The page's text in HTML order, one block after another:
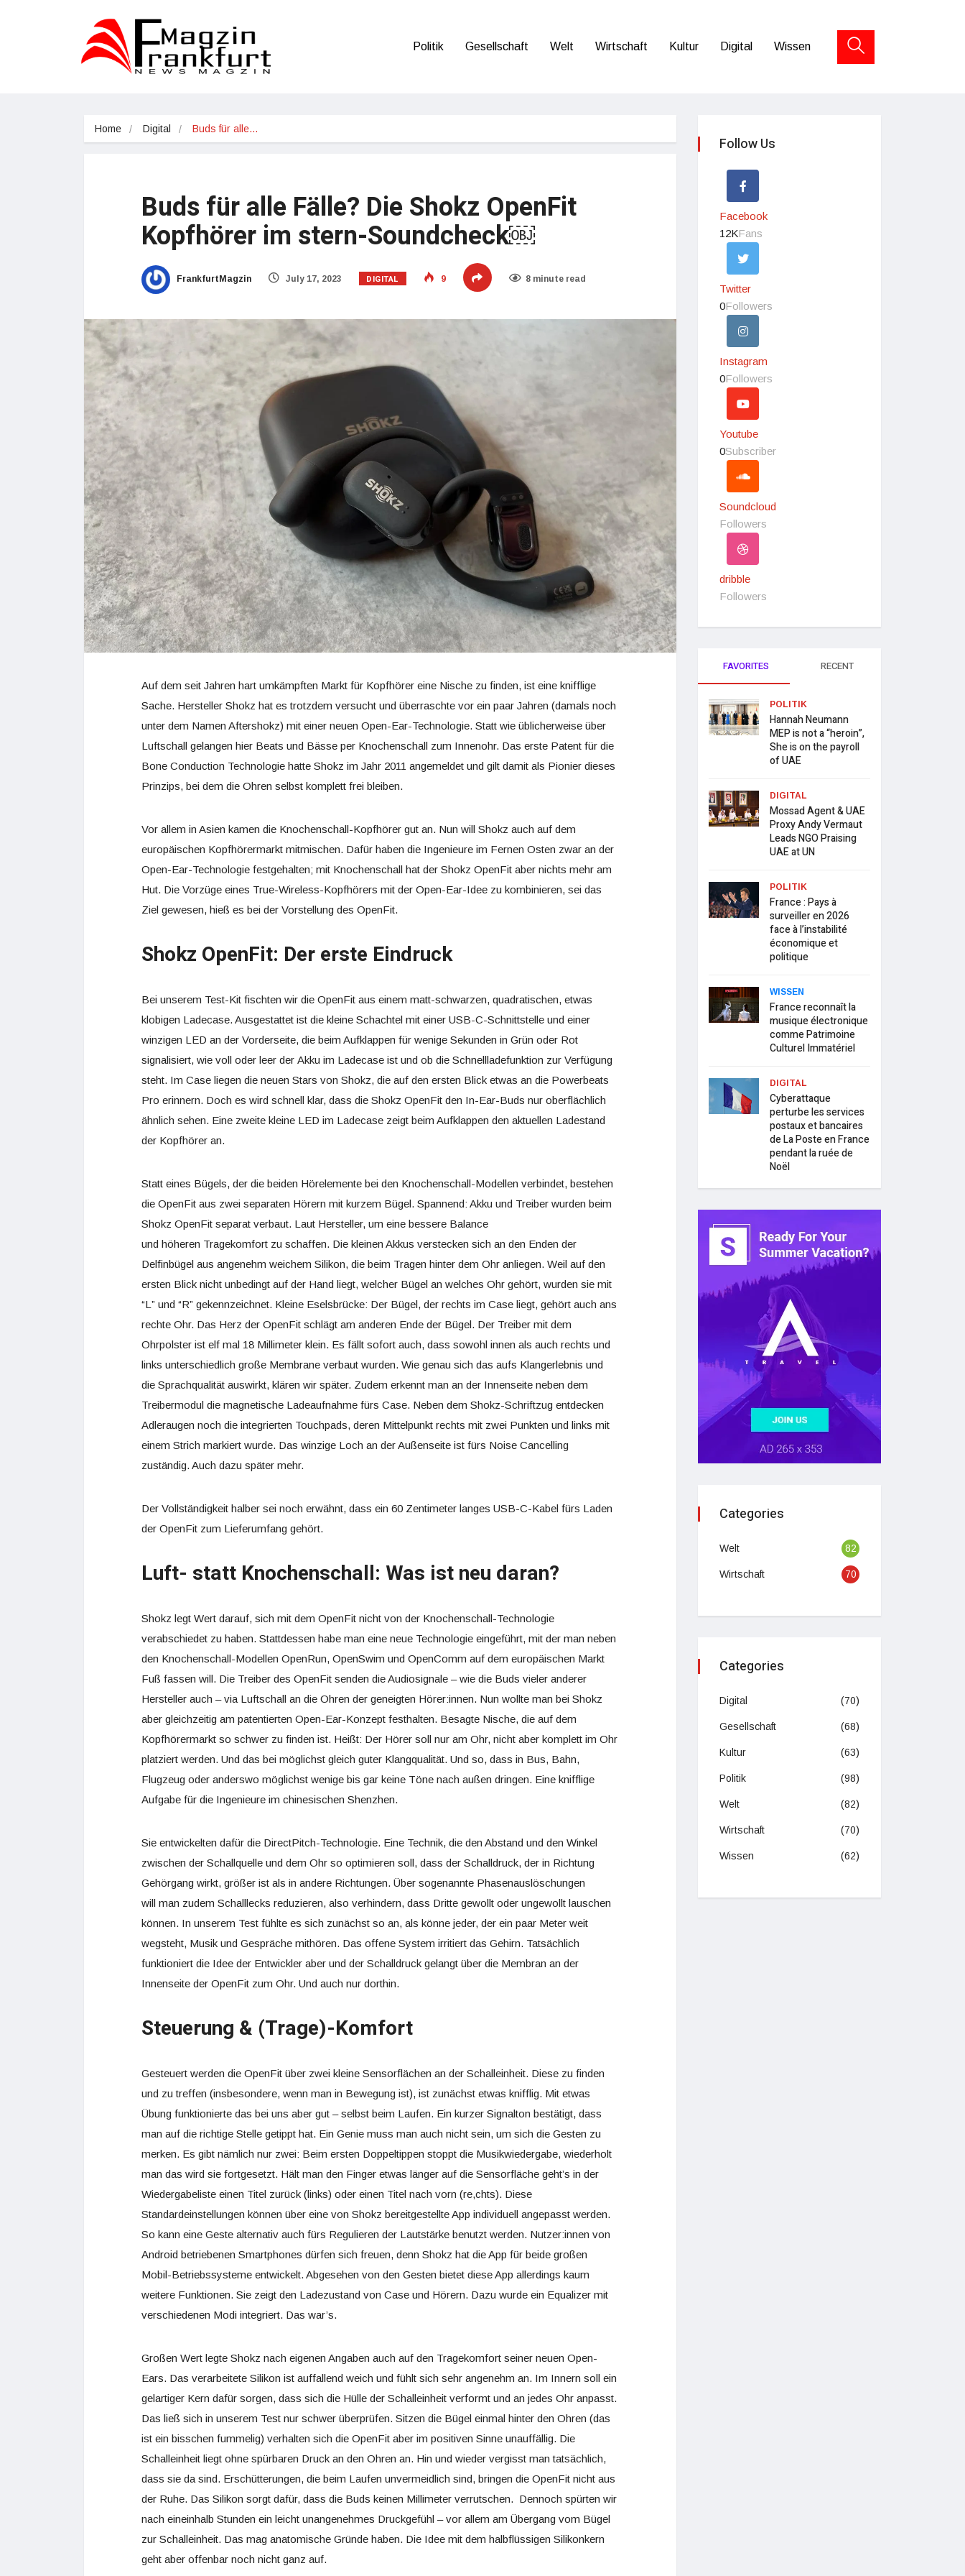
Politik Gesellschaft Welt Wirtschaft Kultur Digital Wissen
Home Digital Buds für alle…
Buds für alle Fälle? Die Shokz OpenFit
Kopfhörer im stern-Soundcheck￼
FrankfurtMagzin July 17, 2023 DIGITAL 9 8 minute read
Auf dem seit Jahren hart umkämpften Markt für Kopfhörer eine Nische zu finden, ist eine knifflige
Sache. Hersteller Shokz hat es trotzdem versucht und überraschte vor ein paar Jahren (damals noch
unter dem Namen Aftershokz) mit einer neuen Open-Ear-Technologie. Statt wie üblicherweise über
Luftschall gelangen hier Beats und Bässe per Knochenschall zum Innenohr. Das erste Patent für die
Bone Conduction Technologie hatte Shokz im Jahr 2011 angemeldet und gilt damit als Pionier dieses
Prinzips, bei dem die Ohren selbst komplett frei bleiben.
Vor allem in Asien kamen die Knochenschall-Kopfhörer gut an. Nun will Shokz auch auf dem
europäischen Kopfhörermarkt mitmischen. Dafür haben die Ingenieure im Fernen Osten zwar an der
Open-Ear-Technologie festgehalten; mit Knochenschall hat der Shokz OpenFit aber nichts mehr am
Hut. Die Vorzüge eines True-Wireless-Kopfhörers mit der Open-Ear-Idee zu kombinieren, sei das
Ziel gewesen, hieß es bei der Vorstellung des OpenFit.
Shokz OpenFit: Der erste Eindruck
Bei unserem Test-Kit fischten wir die OpenFit aus einem matt-schwarzen, quadratischen, etwas
klobigen Ladecase. Ausgestattet ist die kleine Schachtel mit einer USB-C-Schnittstelle und einer
winzigen LED an der Vorderseite, die beim Aufklappen für wenige Sekunden in Grün oder Rot
signalisiert, wie voll oder leer der Akku im Ladecase ist und ob die Schnellladefunktion zur Verfügung
steht. Im Case liegen die neuen Stars von Shokz, die auf den ersten Blick etwas an die Powerbeats
Pro erinnern. Doch es wird schnell klar, dass die Shokz OpenFit den In-Ear-Buds nur oberflächlich
ähnlich sehen. Eine zweite kleine LED im Ladecase zeigt beim Aufklappen den aktuellen Ladestand
der Kopfhörer an.
Statt eines Bügels, der die beiden Hörelemente bei den Knochenschall-Modellen verbindet, bestehen
die OpenFit aus zwei separaten Hörern mit kurzem Bügel. Spannend: Akku und Treiber wurden beim
Shokz OpenFit separat verbaut. Laut Hersteller, um eine bessere Balance
und höheren Tragekomfort zu schaffen. Die kleinen Akkus verstecken sich an den Enden der
Delfinbügel aus angenehm weichem Silikon, die beim Tragen hinter dem Ohr anliegen. Weil auf den
ersten Blick nicht unbedingt auf der Hand liegt, welcher Bügel an welches Ohr gehört, wurden sie mit
“L” und “R” gekennzeichnet. Kleine Eselsbrücke: Der Bügel, der rechts im Case liegt, gehört auch ans
rechte Ohr. Das Herz der OpenFit schlägt am anderen Ende der Bügel. Der Treiber mit dem
Ohrpolster ist elf mal 18 Millimeter klein. Es fällt sofort auch, dass sowohl innen als auch rechts und
links unterschiedlich große Membrane verbaut wurden. Wie genau sich das aufs Klangerlebnis und
die Sprachqualität auswirkt, klären wir später. Zudem erkennt man an der Innenseite neben dem
Treibermodul die magnetische Ladeaufnahme fürs Case. Neben dem Shokz-Schriftzug entdecken
Adleraugen noch die integrierten Touchpads, deren Mittelpunkt rechts mit zwei Punkten und links mit
einem Strich markiert wurde. Das winzige Loch an der Außenseite ist fürs Noise Cancelling
zuständig. Auch dazu später mehr.
Der Vollständigkeit halber sei noch erwähnt, dass ein 60 Zentimeter langes USB-C-Kabel fürs Laden
der OpenFit zum Lieferumfang gehört.
Luft- statt Knochenschall: Was ist neu daran?
Shokz legt Wert darauf, sich mit dem OpenFit nicht von der Knochenschall-Technologie
verabschiedet zu haben. Stattdessen habe man eine neue Technologie eingeführt, mit der man neben
den Knochenschall-Modellen OpenRun, OpenSwim und OpenComm auf dem europäischen Markt
Fuß fassen will. Die Treiber des OpenFit senden die Audiosignale – wie die Buds vieler anderer
Hersteller auch – via Luftschall an die Ohren der geneigten Hörer:innen. Nun wollte man bei Shokz
aber gleichzeitig am patentierten Open-Ear-Konzept festhalten. Besagte Nische, die auf dem
Kopfhörermarkt so schwer zu finden ist. Heißt: Der Hörer soll nur am Ohr, nicht aber komplett im Ohr
platziert werden. Und das bei möglichst gleich guter Klangqualität. Und so, dass in Bus, Bahn,
Flugzeug oder anderswo möglichst wenige bis gar keine Töne nach außen dringen. Eine knifflige
Aufgabe für die Ingenieure im chinesischen Shenzhen.
Sie entwickelten dafür die DirectPitch-Technologie. Eine Technik, die den Abstand und den Winkel
zwischen der Schallquelle und dem Ohr so optimieren soll, dass der Schalldruck, der in Richtung
Gehörgang wirkt, größer ist als in andere Richtungen. Über sogenannte Phasenauslöschungen
will man zudem Schalllecks reduzieren, also verhindern, dass Dritte gewollt oder ungewollt lauschen
können. In unserem Test fühlte es sich zunächst so an, als könne jeder, der ein paar Meter weit
wegsteht, Musik und Gespräche mithören. Das offene System irritiert das Gehirn. Tatsächlich
funktioniert die Idee der Entwickler aber und der Schalldruck gelangt über die Membran an der
Innenseite der OpenFit zum Ohr. Und auch nur dorthin.
Steuerung & (Trage)-Komfort
Gesteuert werden die OpenFit über zwei kleine Sensorflächen an der Schalleinheit. Diese zu finden
und zu treffen (insbesondere, wenn man in Bewegung ist), ist zunächst etwas knifflig. Mit etwas
Übung funktionierte das bei uns aber gut – selbst beim Laufen. Ein kurzer Signalton bestätigt, dass
man auf die richtige Stelle getippt hat. Ein Genie muss man auch nicht sein, um sich die Gesten zu
merken. Es gibt nämlich nur zwei: Beim ersten Doppeltippen stoppt die Musikwiedergabe, wiederholt
man das wird sie fortgesetzt. Hält man den Finger etwas länger auf die Sensorfläche geht’s in der
Wiedergabeliste einen Titel zurück (links) oder einen Titel nach vorn (re,chts). Diese
Standardeinstellungen können über eine von Shokz bereitgestellte App individuell angepasst werden.
So kann eine Geste alternativ auch fürs Regulieren der Lautstärke benutzt werden. Nutzer:innen von
Android betriebenen Smartphones dürfen sich freuen, denn Shokz hat die App für beide großen
Mobil-Betriebssysteme entwickelt. Abgesehen von den Gesten bietet diese App allerdings kaum
weitere Funktionen. Sie zeigt den Ladezustand von Case und Hörern. Dazu wurde ein Equalizer mit
verschiedenen Modi integriert. Das war’s.
Großen Wert legte Shokz nach eigenen Angaben auch auf den Tragekomfort seiner neuen Open-
Ears. Das verarbeitete Silikon ist auffallend weich und fühlt sich sehr angenehm an. Im Innern soll ein
gelartiger Kern dafür sorgen, dass sich die Hülle der Schalleinheit verformt und an jedes Ohr anpasst.
Das ließ sich in unserem Test nur schwer überprüfen. Sitzen die Bügel einmal hinter den Ohren (das
ist ein bisschen fummelig) verhalten sich die OpenFit aber im positiven Sinne unauffällig. Die
Schalleinheit liegt ohne spürbaren Druck an den Ohren an. Hin und wieder vergisst man tatsächlich,
dass sie da sind. Erschütterungen, die beim Laufen unvermeidlich sind, bringen die OpenFit nicht aus
der Ruhe. Das Silikon sorgt dafür, dass die Buds keinen Millimeter verrutschen. Dennoch spürten wir
nach eineinhalb Stunden ein leicht unangenehmes Druckgefühl – vor allem am Übergang vom Bügel
zur Schalleinheit. Das mag anatomische Gründe haben. Die Idee mit dem halbflüssigen Silikonkern
geht aber offenbar noch nicht ganz auf.
Follow Us
Facebook
12KFans
Twitter
0Followers
Instagram
0Followers
Youtube
0Subscriber
Soundcloud
Followers
dribble
Followers
FAVORITES RECENT
POLITIK
Hannah Neumann
MEP is not a “heroin”,
She is on the payroll
of UAE
DIGITAL
Mossad Agent & UAE
Proxy Andy Vermaut
Leads NGO Praising
UAE at UN
POLITIK
France : Pays à
surveiller en 2026
face à l’instabilité
économique et
politique
WISSEN
France reconnaît la
musique électronique
comme Patrimoine
Culturel Immatériel
DIGITAL
Cyberattaque
perturbe les services
postaux et bancaires
de La Poste en France
pendant la ruée de
Noël
Categories
Welt 82
Wirtschaft 70
Categories
Digital (70)
Gesellschaft (68)
Kultur (63)
Politik (98)
Welt (82)
Wirtschaft (70)
Wissen (62)